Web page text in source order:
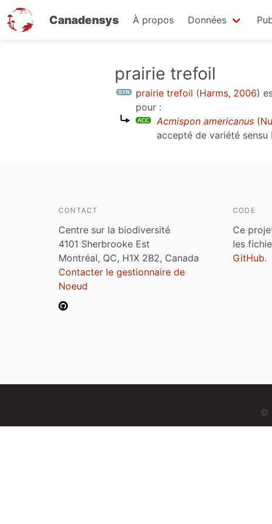
Canadensys À propos Données
prairie trefoil
prairie trefoil (Harms, 2006)
pour :
Acmispon americanus
accepté de variété sensu
CONTACT
Centre sur la biodiversité
4101 Sherbrooke Est
Montréal, QC, H1X 2B2, Canada
Contacter le gestionnaire de
Noeud
CODE
Ce
les
GitHub.
©